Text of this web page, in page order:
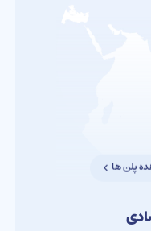
پلن ها